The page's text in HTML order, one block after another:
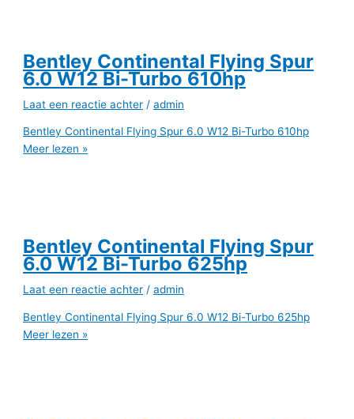
Bentley Continental Flying Spur
6.0 W12 Bi-Turbo 610hp
Laat een reactie achter /admin
Bentley Continental Flying Spur 6.0 W12 Bi-Turbo 610hp
Meer lezen »
Bentley Continental Flying Spur
6.0 W12 Bi-Turbo 625hp
Laat een reactie achter /admin
Bentley Continental Flying Spur 6.0 W12 Bi-Turbo 625hp
Meer lezen »